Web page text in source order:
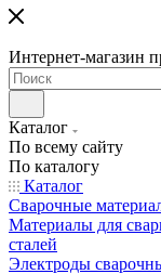
Интернет-магазин
Каталог
По всему сайту
По каталогу
Каталог
Сварочные
Материалы для
сталей
Электроды